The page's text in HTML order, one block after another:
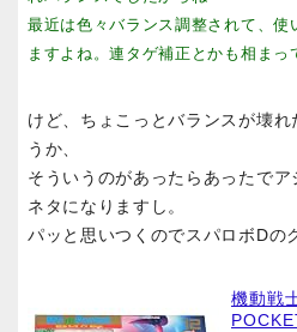
最近は色々バランス調整されて、使
ますよね。連タゲ補正とかも相まっ
けど、ちょこっとバランスが壊
うか、
そういうのがあったらあったでア
ネタになりますし。
パッと思いつくのでスパロボDの
機動戦